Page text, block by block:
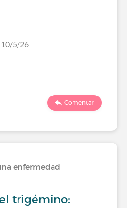
10/5/26
Comentar
enfermedad
trigémino: